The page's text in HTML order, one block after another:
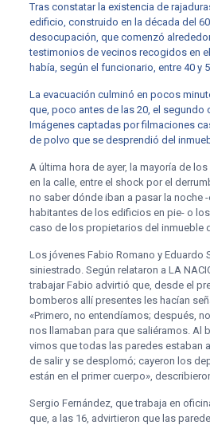
Tras constatar la existencia de
edificio, construido en la década del
desocupación, que comenzó
testimonios de vecinos recogidos en
había, según el funcionario, entre 40 y
La evacuación culminó en pocos
que, poco antes de las 20, el segundo
Imágenes captadas por filmaciones
de polvo que se desprendió del
A última hora de ayer, la mayoría de
en la calle, entre el shock por el
no saber dónde iban a pasar la noche
habitantes de los edificios en pie- o
caso de los propietarios del inmueble
Los jóvenes Fabio Romano y Eduardo
siniestrado. Según relataron a LA
trabajar Fabio advirtió que, desde el
bomberos allí presentes les hacían
«Primero, no entendíamos; después,
nos llamaban para que saliéramos. Al
vimos que todas las paredes estaban
de salir y se desplomó; cayeron los
están en el primer cuerpo»,
Sergio Fernández, que trabaja en
que, a las 16, advirtieron que las